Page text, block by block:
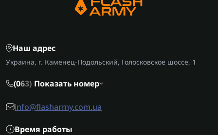
Наш адрес
Украина, г. Каменец-Подольский, Голосковское шоссе, 1
(063) Показать номер
info@flasharmy.com.ua
Время работы